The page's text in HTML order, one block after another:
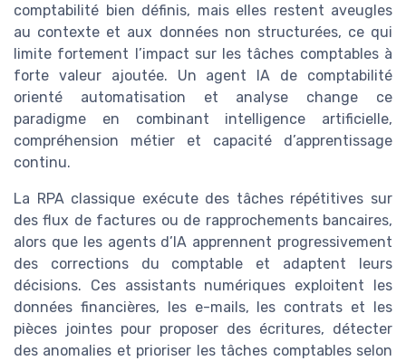
comptabilité bien définis, mais elles restent aveugles
au contexte et aux données non structurées, ce qui
limite fortement l’impact sur les tâches comptables à
forte valeur ajoutée. Un agent IA de comptabilité
orienté automatisation et analyse change ce
paradigme en combinant intelligence artificielle,
compréhension métier et capacité d’apprentissage
continu.
La RPA classique exécute des tâches répétitives sur
des flux de factures ou de rapprochements bancaires,
alors que les agents d’IA apprennent progressivement
des corrections du comptable et adaptent leurs
décisions. Ces assistants numériques exploitent les
données financières, les e-mails, les contrats et les
pièces jointes pour proposer des écritures, détecter
des anomalies et prioriser les tâches comptables selon